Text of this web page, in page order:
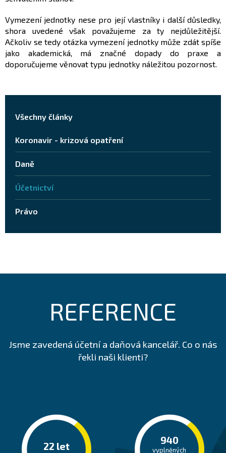
Vymezení jednotky nese pro její vlastníky i další důsledky,
shora uvedené však považujeme za ty nejdůležitější.
Ačkoliv se tedy otázka vymezení jednotky může zdát spíše
jako akademická, má značné dopady do praxe a
doporučujeme věnovat typu jednotky náležitou pozornost.
Všechny články
Koronavir - krizová opatření
Daně
Účetnictví
Právo
REFERENCE
Jsme zavedená účetní a daňová kancelář. Co o nás
řekli naši klienti?
22 let
944
vyplněných